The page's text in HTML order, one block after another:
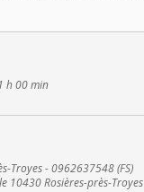
h 00 min
Troyes - 0962637548 (FS)
10430 Rosières-près-Troyes